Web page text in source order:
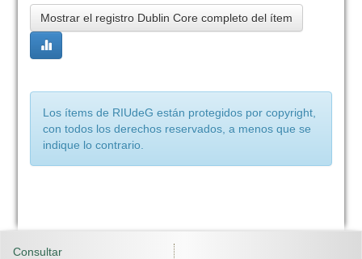
Mostrar el registro Dublin Core completo del ítem
Los ítems de RIUdeG están protegidos por copyright,
con todos los derechos reservados, a menos que se
indique lo contrario.
Consultar